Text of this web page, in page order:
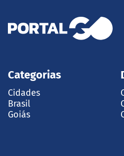
Categorias
Cidades
Brasil
Goiás